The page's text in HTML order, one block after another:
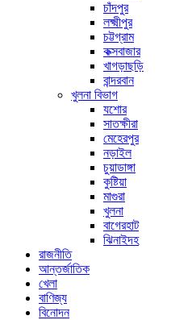
চাঁদপুর
লক্ষ্মীপুর
চট্টগ্রাম
কক্সবাজার
খাগড়াছড়ি
বান্দরবান
খুলনা বিভাগ
যশোর
সাতক্ষীরা
মেহেরপুর
নড়াইল
চুয়াডাঙ্গা
কুষ্টিয়া
মাগুরা
খুলনা
বাগেরহাট
ঝিনাইদহ
রাজনীতি
আন্তর্জাতিক
খেলা
বাণিজ্য
বিনোদন